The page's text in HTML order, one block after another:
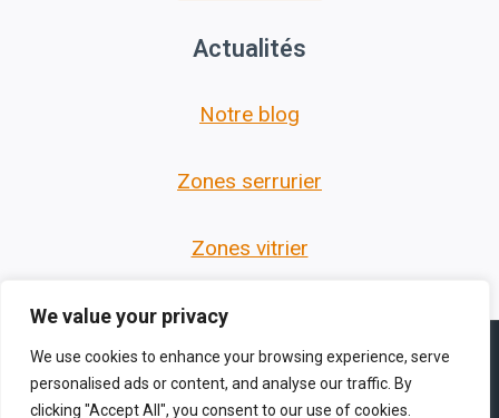
We value your privacy
We use cookies to enhance your browsing experience, serve
personalised ads or content, and analyse our traffic. By
clicking "Accept All", you consent to our use of cookies.
Actualités
Notre blog
Zones serrurier
Zones vitrier